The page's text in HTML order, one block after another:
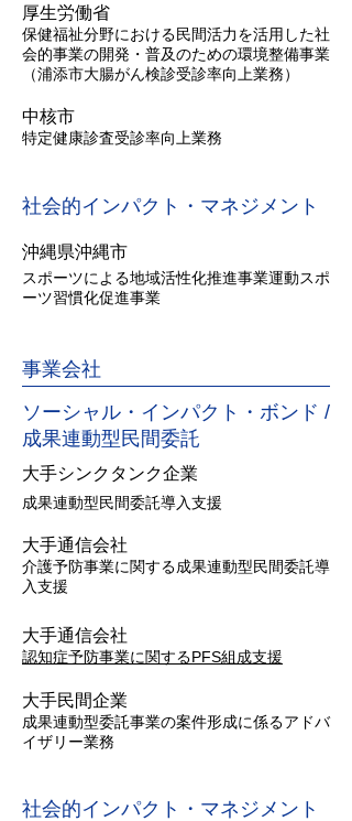
​厚生労働省
保健福祉分野における民間活力を活用した社
会的事業の開発・普及のための環境整備事業
（浦添市大腸がん検診受診率向上業務）
中核市
特定健康診査受診率向上業務
社会的インパクト・マネジメント
沖縄県沖縄市
スポーツによる地域活性化推進事業運動スポ
ーツ習慣化促進事業
事業会社
ソーシャル・インパクト・ボンド /
成果連動型民間委託
大手シンクタンク企業
成果連動型民間委託導入支援
大手通信会社
介護予防事業に関する成果連動型民間委託導
入支援
大手通信会社
認知症予防事業に関するPFS組成支援
​大手民間企業
成果連動型委託事業の案件形成に係るアドバ
イザリー業務
社会的インパクト・マネジメント